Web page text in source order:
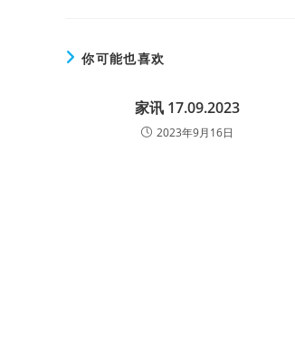
你可能也喜欢
家讯 17.09.2023
2023年9月16日